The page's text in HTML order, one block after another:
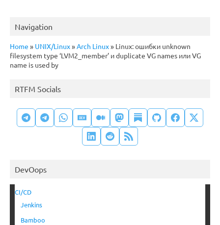
Navigation
Home » UNIX/Linux»Arch Linux» Linux: ошибки unknown
filesystem type ‘LVM2_member’ и duplicate VG names или VG
name is used by
RTFM Socials
DevOops
CI/CD
Jenkins
Bamboo